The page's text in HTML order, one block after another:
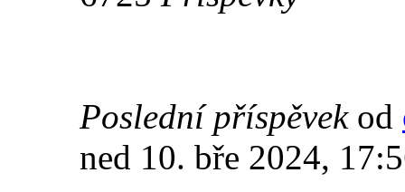
Poslední příspěvekod
ned 10. bře 2024,